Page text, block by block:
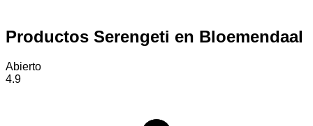
Productos Serengeti en Bloemendaal
Abierto
4.9